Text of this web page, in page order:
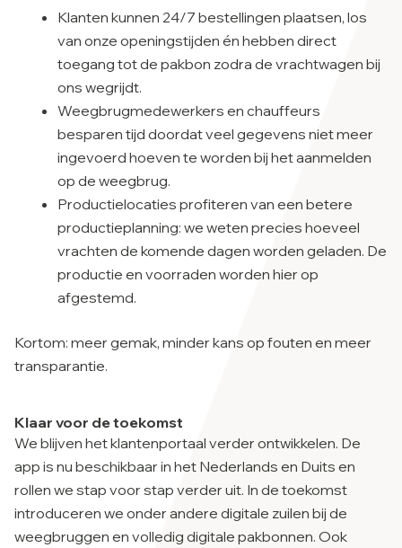
Klanten kunnen 24/7 bestellingen plaatsen, los
van onze openingstijden én hebben direct
toegang tot de pakbon zodra de vrachtwagen bij
ons wegrijdt.
Weegbrugmedewerkers en chauffeurs
besparen tijd doordat veel gegevens niet meer
ingevoerd hoeven te worden bij het aanmelden
op de weegbrug.
Productielocaties profiteren van een betere
productieplanning: we weten precies hoeveel
vrachten de komende dagen worden geladen. De
productie en voorraden worden hier op
afgestemd.
Kortom: meer gemak, minder kans op fouten en meer
transparantie.
Klaar voor de toekomst
We blijven het klantenportaal verder ontwikkelen. De
app is nu beschikbaar in het Nederlands en Duits en
rollen we stap voor stap verder uit. In de toekomst
introduceren we onder andere digitale zuilen bij de
weegbruggen en volledig digitale pakbonnen. Ook